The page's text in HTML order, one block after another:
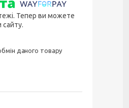
Тепер ви можете